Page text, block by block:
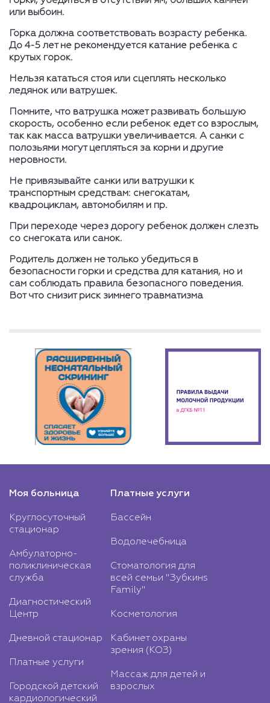
или выбоин.
Горка должна соответствовать возрасту ребенка.
До 4-5 лет не рекомендуется катание ребенка с
крутых горок.
Нельзя кататься стоя или сцеплять несколько
ледянок или ватрушек.
Помните, что ватрушка может развивать большую
скорость, особенно если ребенок едет со взрослым,
так как масса ватрушки увеличивается. А санки с
полозьями могут цепляться за корни и другие
неровности.
Не привязывайте санки или ватрушки к
транспортным средствам: снегокатам,
квадроциклам, автомобилям и пр.
При переходе через дорогу ребенок должен слезть
со снегоката или санок.
Родитель должен не только убедиться в
безопасности горки и средства для катания, но и
сам соблюдать правила безопасного поведения.
Вот что снизит риск зимнего травматизма
Моя больница
Круглосуточный
стационар
Амбулаторно-
поликлиническая
служба
Диагностический
Центр
Дневной стационар
Платные услуги
Городской детский
кардиологический
Платные услуги
Бассейн
Водолечебница
Стоматология для
всей семьи "Зубкинs
Family"
Косметология
Кабинет охраны
зрения (КОЗ)
Массаж для детей и
взрослых